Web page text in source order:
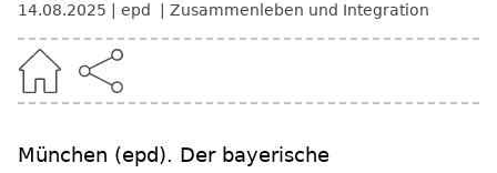
14.08.2025 epd Zusammenleben und Integration
München (epd). Der bayerische